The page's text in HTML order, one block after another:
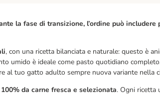
la fase di transizione, l’ordine può
, con una ricetta bilanciata e naturale: questo è
umido è ideale come pasto quotidiano
al tuo gatto adulto sempre nuova variante nella
100% da carne fresca e selezionata. Ogni ricetta